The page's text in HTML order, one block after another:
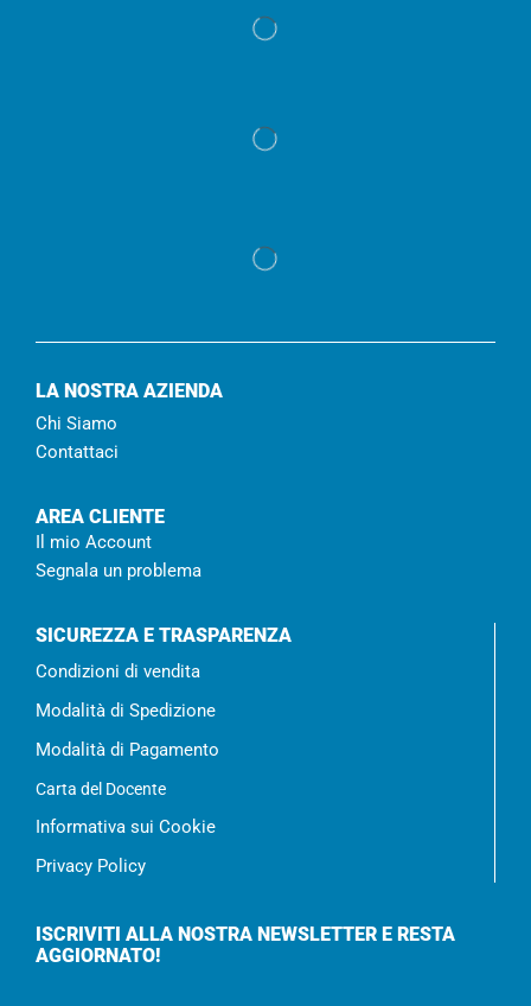
LA NOSTRA AZIENDA
Chi Siamo
Contattaci
AREA CLIENTE
Il mio Account
Segnala un problema
SICUREZZA E TRASPARENZA
Condizioni di vendita
Modalità di Spedizione
Modalità di Pagamento
Carta del Docente
Informativa sui Cookie
Privacy Policy
ISCRIVITI ALLA NOSTRA NEWSLETTER E RESTA
AGGIORNATO!